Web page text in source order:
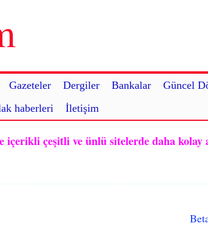
Gazeteler Dergiler Bankalar Güncel
haberleri İletişim
çeşitli ve ünlü sitelerde daha kolay